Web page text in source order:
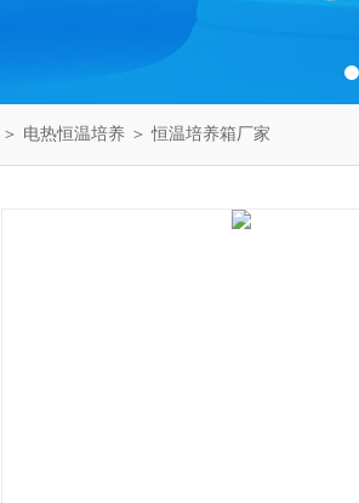
＞ 电热恒温培养 ＞ 恒温培养箱厂家